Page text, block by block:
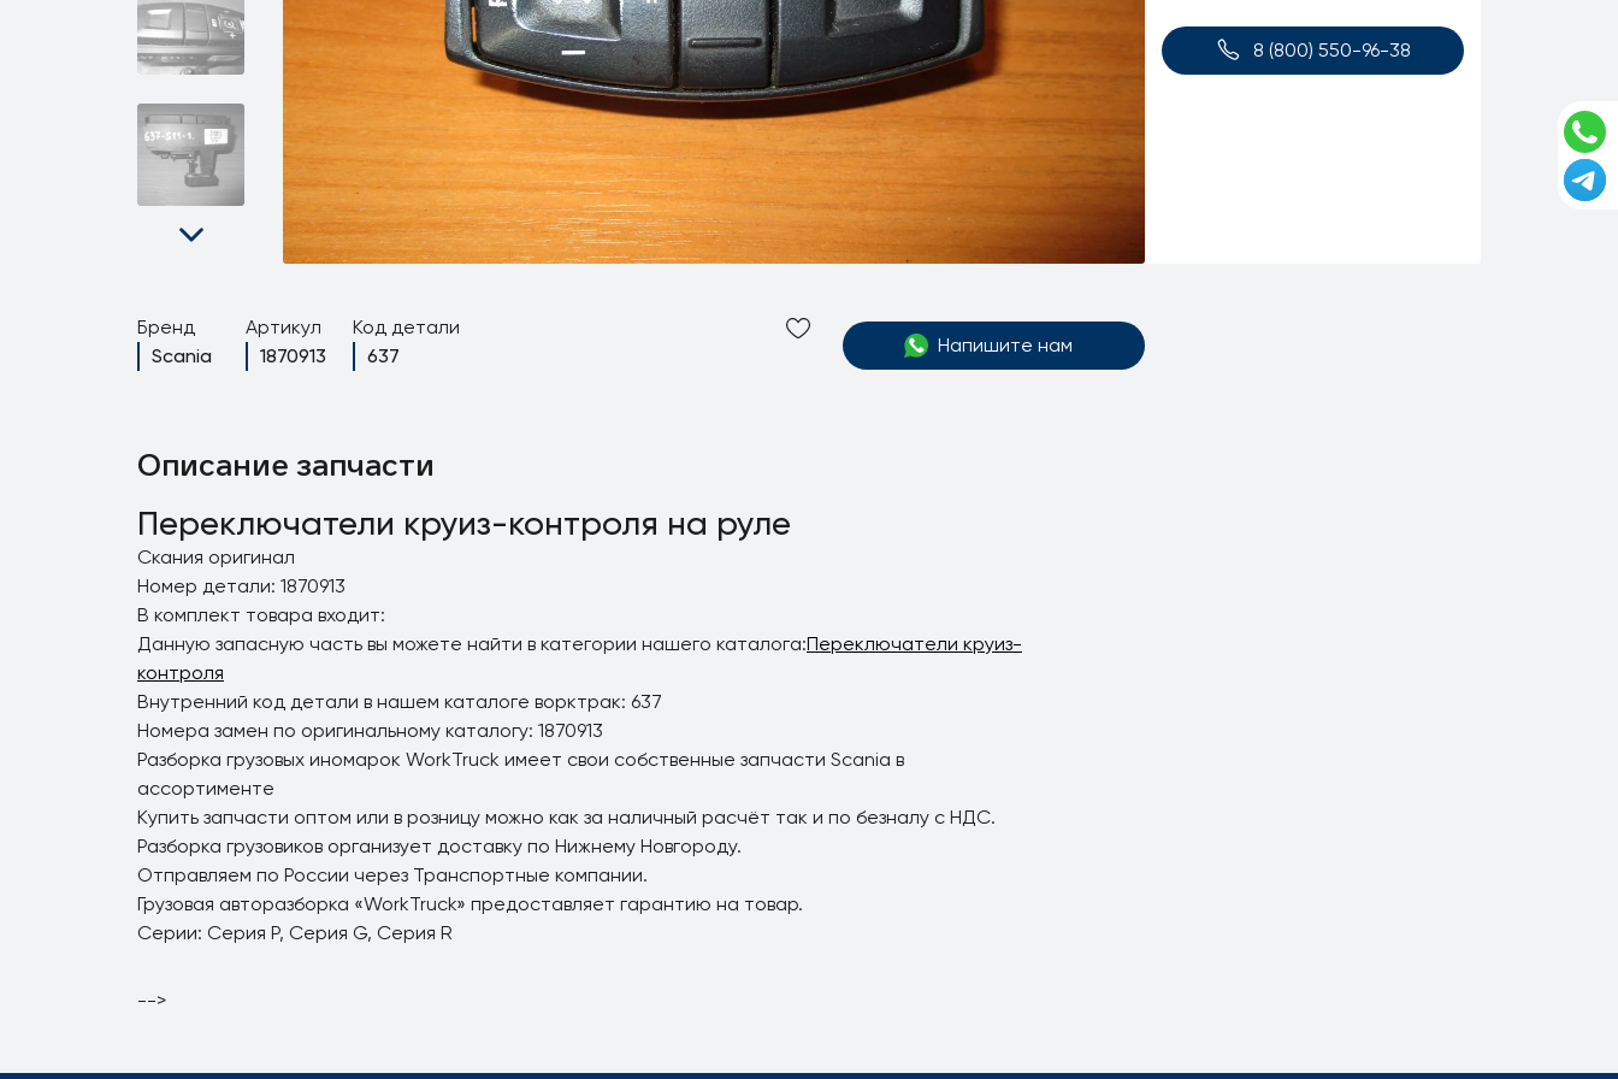
Бренд
Scania
Артикул
1870913
Код детали
637
Напишите нам
8 (800) 550-96-38
Описание запчасти
Переключатели круиз-контроля на руле
Скания оригинал
Номер детали: 1870913
В комплект товара входит:
Данную запасную часть вы можете найти в категории нашего каталога:Переключатели круиз-
контроля
Внутренний код детали в нашем каталоге ворктрак: 637
Номера замен по оригинальному каталогу: 1870913
Разборка грузовых иномарок WorkTruck имеет свои собственные запчасти Scania в
ассортименте
Купить запчасти оптом или в розницу можно как за наличный расчёт так и по безналу с НДС.
Разборка грузовиков организует доставку по Нижнему Новгороду.
Отправляем по России через Транспортные компании.
Грузовая авторазборка «WorkTruck» предоставляет гарантию на товар.
Серии: Серия P, Серия G, Серия R
-->